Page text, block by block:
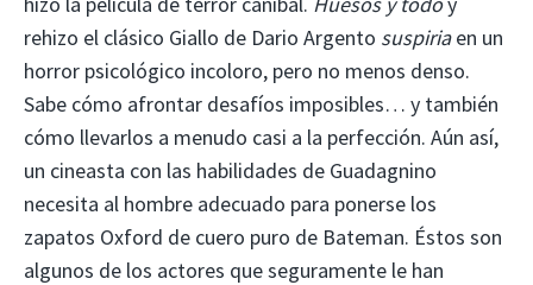
rehizo el clásico Giallo de Dario Argento suspiriaen un
horror psicológico incoloro, pero no menos denso.
Sabe cómo afrontar desafíos imposibles… y también
cómo llevarlos a menudo casi a la perfección. Aún así,
un cineasta con las habilidades de Guadagnino
necesita al hombre adecuado para ponerse los
zapatos Oxford de cuero puro de Bateman. Éstos son
algunos de los actores que seguramente le han